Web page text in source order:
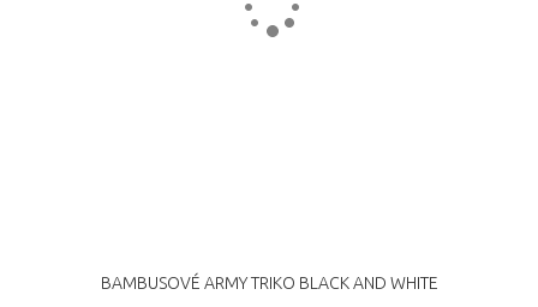
BAMBUSOVÉ ARMY TRIKO BLACK AND WHITE